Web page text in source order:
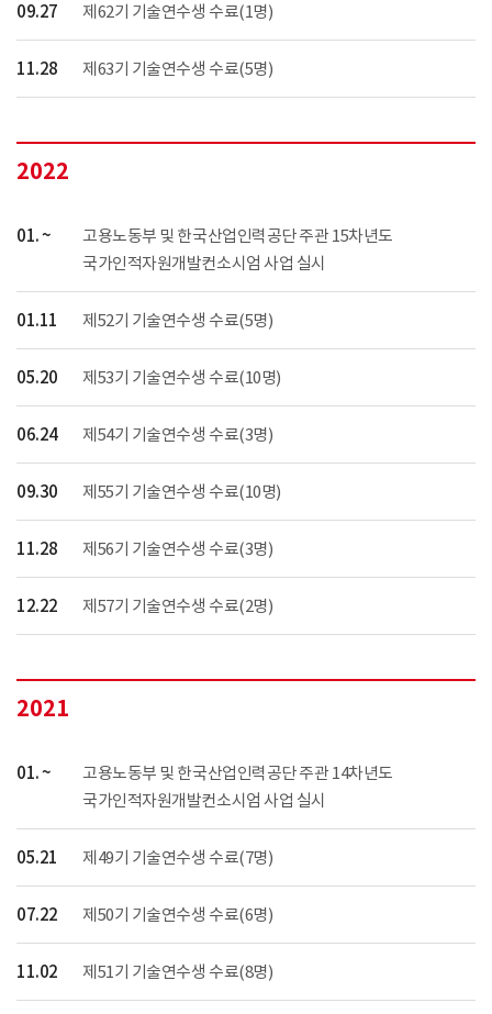
09.27 제62기 기술연수생 수료(1명)
11.28 제63기 기술연수생 수료(5명)
2022
01. ~
고용노동부 및 한국산업인력공단 주관 15차년도
국가인적자원개발컨소시엄 사업 실시
01.11 제52기 기술연수생 수료(5명)
05.20 제53기 기술연수생 수료(10명)
06.24 제54기 기술연수생 수료(3명)
09.30 제55기 기술연수생 수료(10명)
11.28 제56기 기술연수생 수료(3명)
12.22 제57기 기술연수생 수료(2명)
2021
01. ~
고용노동부 및 한국산업인력공단 주관 14차년도
국가인적자원개발컨소시엄 사업 실시
05.21 제49기 기술연수생 수료(7명)
07.22 제50기 기술연수생 수료(6명)
11.02 제51기 기술연수생 수료(8명)